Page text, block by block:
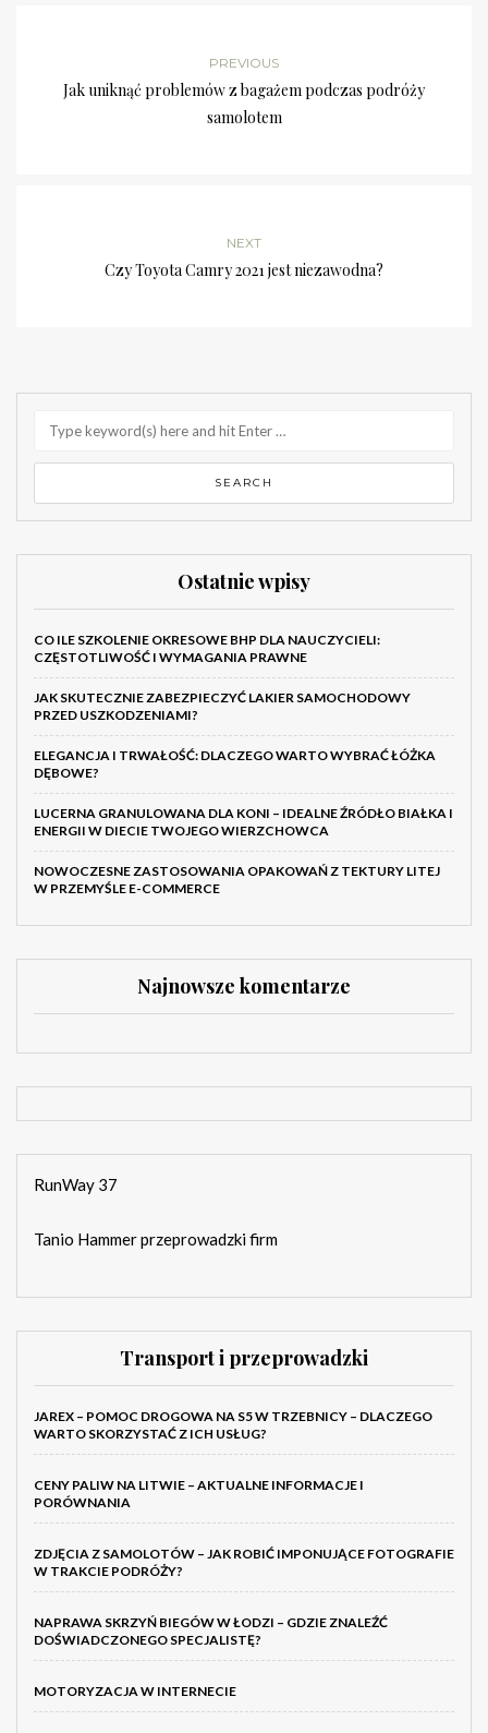
PREVIOUS
Jak uniknąć problemów z bagażem podczas podróży
samolotem
NEXT
Czy Toyota Camry 2021 jest niezawodna?
Ostatnie wpisy
CO ILE SZKOLENIE OKRESOWE BHP DLA NAUCZYCIELI:
CZĘSTOTLIWOŚĆ I WYMAGANIA PRAWNE
JAK SKUTECZNIE ZABEZPIECZYĆ LAKIER SAMOCHODOWY
PRZED USZKODZENIAMI?
ELEGANCJA I TRWAŁOŚĆ: DLACZEGO WARTO WYBRAĆ ŁÓŻKA
DĘBOWE?
LUCERNA GRANULOWANA DLA KONI – IDEALNE ŹRÓDŁO BIAŁKA I
ENERGII W DIECIE TWOJEGO WIERZCHOWCA
NOWOCZESNE ZASTOSOWANIA OPAKOWAŃ Z TEKTURY LITEJ
W PRZEMYŚLE E-COMMERCE
Najnowsze komentarze
RunWay 37
Tanio Hammer przeprowadzki firm
Transport i przeprowadzki
JAREX – POMOC DROGOWA NA S5 W TRZEBNICY – DLACZEGO
WARTO SKORZYSTAĆ Z ICH USŁUG?
CENY PALIW NA LITWIE – AKTUALNE INFORMACJE I
PORÓWNANIA
ZDJĘCIA Z SAMOLOTÓW – JAK ROBIĆ IMPONUJĄCE FOTOGRAFIE
W TRAKCIE PODRÓŻY?
NAPRAWA SKRZYŃ BIEGÓW W ŁODZI – GDZIE ZNALEŹĆ
DOŚWIADCZONEGO SPECJALISTĘ?
MOTORYZACJA W INTERNECIE